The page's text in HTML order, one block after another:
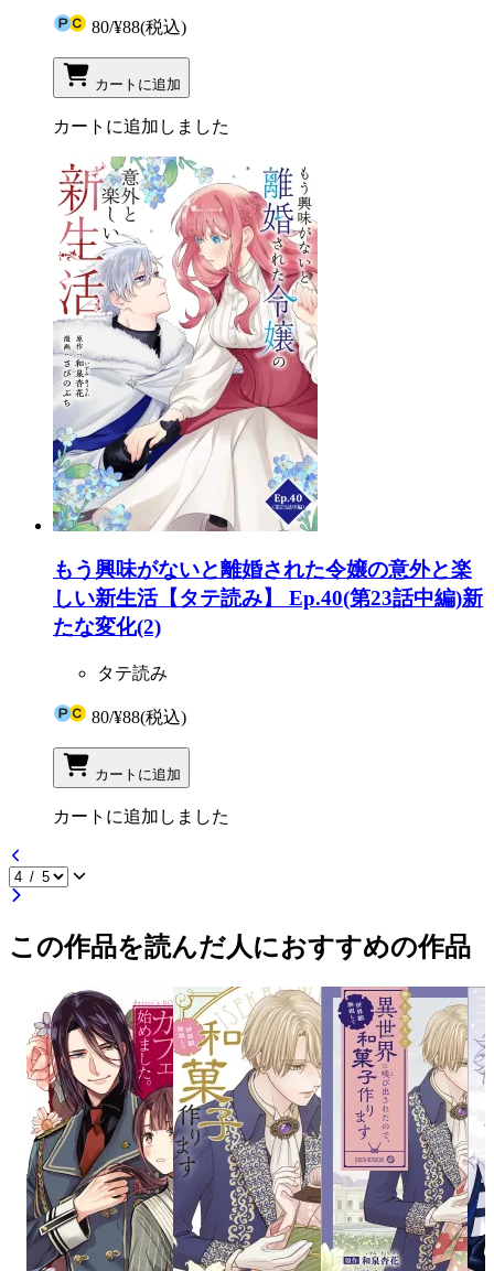
80/¥88(税込)
カートに追加
カートに追加しました
もう興味がないと離婚された令嬢の意外と楽
しい新生活【タテ読み】 Ep.40(第23話中編)新
たな変化(2)
タテ読み
80/¥88(税込)
カートに追加
カートに追加しました
この作品を読んだ人におすすめの作品